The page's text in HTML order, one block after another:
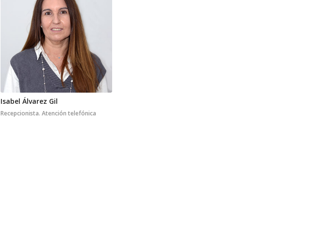
Isabel Álvarez Gil
Recepcionista. Atención telefónica